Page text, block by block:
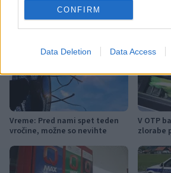
CONFIRM
Data Deletion Data Access
Več iz kraja Slovenija
Vreme: Pred nami spet teden
vročine, možne so nevihte
V OTP
zlorabe